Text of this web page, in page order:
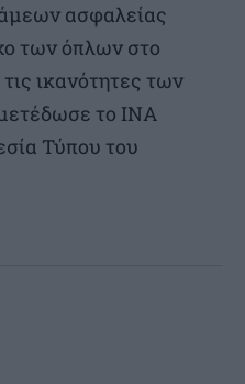
ασφαλείας
των όπλων στο
ικανότητες των
το ΙΝΑ
Τύπου του